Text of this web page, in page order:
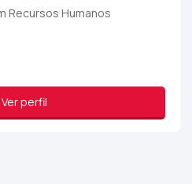
Recursos Humanos
Ver perfil